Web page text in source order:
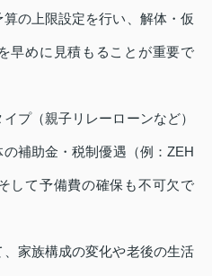
の上限設定を行い、解体・仮
早めに見積もることが重要で
プ（親子リレーローンなど）
補助金・税制優遇（例：ZEH
して予備費の確保も不可欠で
家族構成の変化や老後の生活